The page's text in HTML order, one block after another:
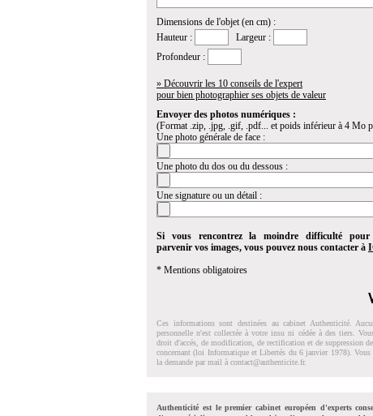
Dimensions de l'objet (en cm) :
Hauteur :
Largeur :
Profondeur :
» Découvrir les 10 conseils de l'expert
pour bien photographier ses objets de valeur
Envoyer des photos numériques :
(Format .zip, .jpg, .gif, .pdf... et poids inférieur à 4 Mo
Une photo générale de face :
Une photo du dos ou du dessous :
Une signature ou un détail :
Si vous rencontrez la moindre difficulté
parvenir vos images, vous pouvez nous contacter à
* Mentions obligatoires
Ces informations sont destinées au cabinet Authenticité.
personnelle n'est collectée à votre insu ni cédée à des tiers.
droit d'accés, de modification, de rectification et de suppression
concernant (loi Informatique et Libertés du 6 janvier 1978). Vous
la demande par mail à contact@authenticite.fr.
Authenticité est le premier cabinet européen d'experts